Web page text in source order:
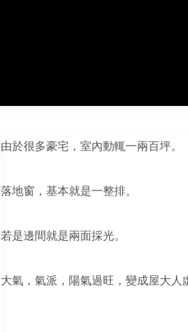
由於很多豪宅，室內動輒一兩百坪。
落地窗，基本就是一整排。
若是邊間就是兩面採光。
大氣，氣派，陽氣過旺，變成屋大人